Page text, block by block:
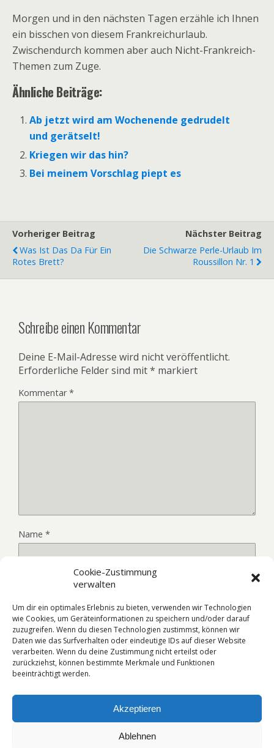
Cookie-Zustimmung
verwalten
Um dir ein optimales Erlebnis zu bieten, verwenden wir Technologien
wie Cookies, um Geräteinformationen zu speichern und/oder darauf
zuzugreifen. Wenn du diesen Technologien zustimmst, können wir
Daten wie das Surfverhalten oder eindeutige IDs auf dieser Website
verarbeiten. Wenn du deine Zustimmung nicht erteilst oder
zurückziehst, können bestimmte Merkmale und Funktionen
beeinträchtigt werden.
Akzeptieren
Ablehnen
Morgen und in den nächsten Tagen erzähle ich Ihnen
ein bisschen von diesem Frankreichurlaub.
Zwischendurch kommen aber auch Nicht-Frankreich-
Themen zum Zuge.
Ähnliche Beiträge:
Ab jetzt wird am Wochenende gedrudelt
und gerätselt!
Kriegen wir das hin?
Bei meinem Vorschlag piept es
Vorheriger Beitrag
Was Ist Das Da Für Ein
Rotes Brett?
Nächster Beitrag
Die Schwarze Perle-Urlaub Im
Roussillon Nr. 1
Schreibe einen Kommentar
Deine E-Mail-Adresse wird nicht veröffentlicht.
Erforderliche Felder sind mit* markiert
Kommentar*
Name *
E-Mail-Adresse*
Website
Zum Seitenanfang